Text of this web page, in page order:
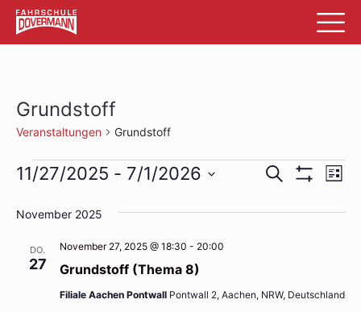
Grundstoff
Veranstaltungen Grundstoff
Veranstaltungen Suche Liste
11/27/2025 - 7/1/2026
wählen.
November 2025
DO.
27 Grundstoff (Thema 8)
November 27, 2025 @ 18:30 - 20:00
Filiale Aachen Pontwall Pontwall 2, Aachen, NRW, Deutschland